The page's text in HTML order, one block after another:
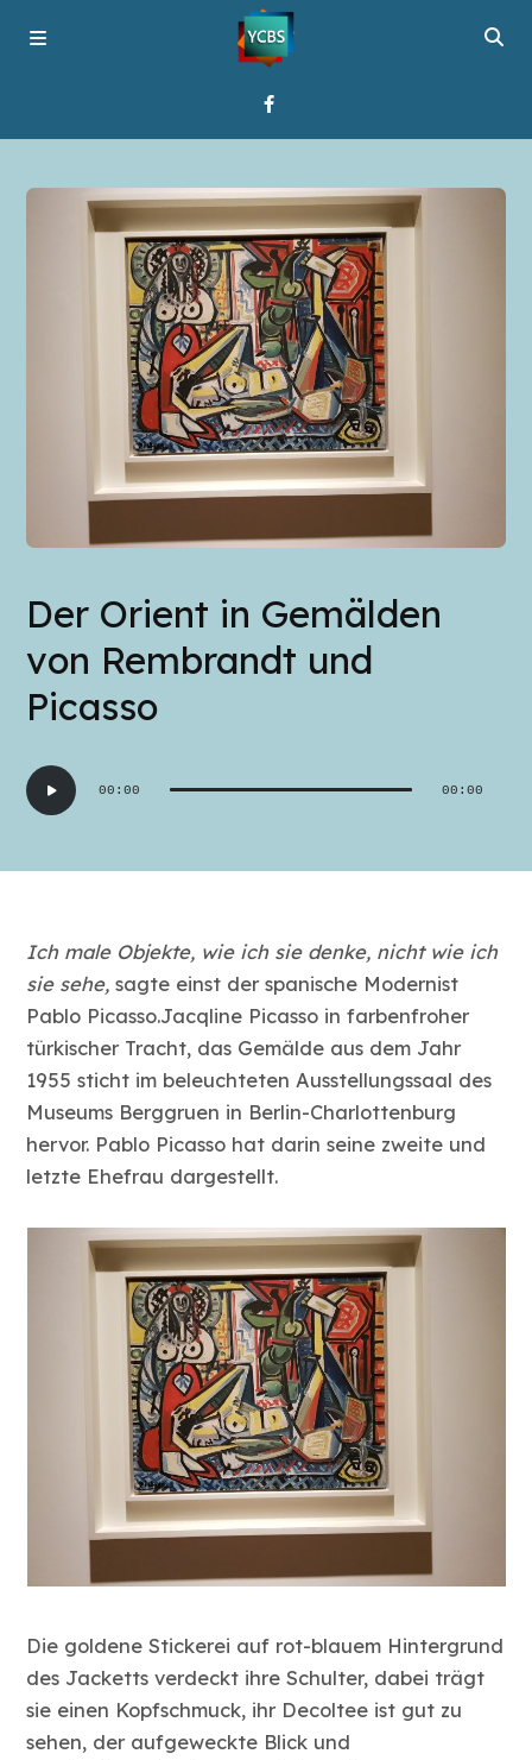
Programme
Media Bridges
Der Orient in Gemälden
von Rembrandt und
Picasso
Audio-
Player
00:00 00:00
Ich male Objekte, wie ich sie denke, nicht wie ich
sie sehe, sagte einst der spanische Modernist
Pablo Picasso.Jacqline Picasso in farbenfroher
türkischer Tracht, das Gemälde aus dem Jahr
1955 sticht im beleuchteten Ausstellungssaal des
Museums Berggruen in Berlin-Charlottenburg
hervor. Pablo Picasso hat darin seine zweite und
letzte Ehefrau dargestellt.
Die goldene Stickerei auf rot-blauem Hintergrund
des Jacketts verdeckt ihre Schulter, dabei trägt
sie einen Kopfschmuck, ihr Decoltee ist gut zu
sehen, der aufgeweckte Blick und